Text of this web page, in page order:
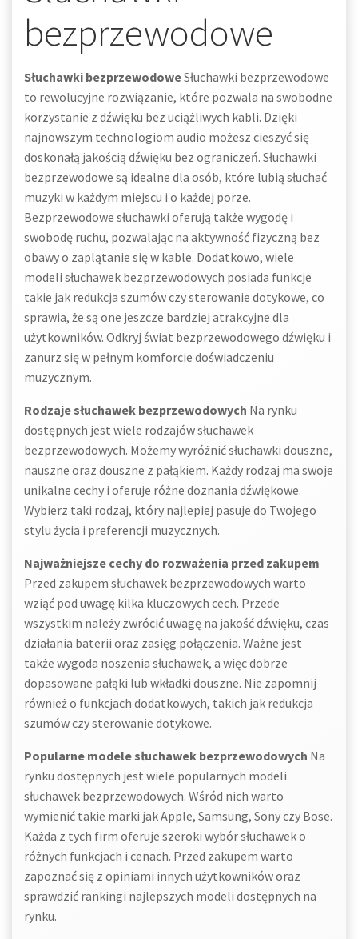
bezprzewodowe
Słuchawki bezprzewodoweSłuchawki bezprzewodowe
to rewolucyjne rozwiązanie, które pozwala na swobodne
korzystanie z dźwięku bez uciążliwych kabli. Dzięki
najnowszym technologiom audio możesz cieszyć się
doskonałą jakością dźwięku bez ograniczeń. Słuchawki
bezprzewodowe są idealne dla osób, które lubią słuchać
muzyki w każdym miejscu i o każdej porze.
Bezprzewodowe słuchawki oferują także wygodę i
swobodę ruchu, pozwalając na aktywność fizyczną bez
obawy o zaplątanie się w kable. Dodatkowo, wiele
modeli słuchawek bezprzewodowych posiada funkcje
takie jak redukcja szumów czy sterowanie dotykowe, co
sprawia, że są one jeszcze bardziej atrakcyjne dla
użytkowników. Odkryj świat bezprzewodowego dźwięku i
zanurz się w pełnym komforcie doświadczeniu
muzycznym.
Rodzaje słuchawek bezprzewodowych Na rynku
dostępnych jest wiele rodzajów słuchawek
bezprzewodowych. Możemy wyróżnić słuchawki douszne,
nauszne oraz douszne z pałąkiem. Każdy rodzaj ma swoje
unikalne cechy i oferuje różne doznania dźwiękowe.
Wybierz taki rodzaj, który najlepiej pasuje do Twojego
stylu życia i preferencji muzycznych.
Najważniejsze cechy do rozważenia przed zakupem
Przed zakupem słuchawek bezprzewodowych warto
wziąć pod uwagę kilka kluczowych cech. Przede
wszystkim należy zwrócić uwagę na jakość dźwięku, czas
działania baterii oraz zasięg połączenia. Ważne jest
także wygoda noszenia słuchawek, a więc dobrze
dopasowane pałąki lub wkładki douszne. Nie zapomnij
również o funkcjach dodatkowych, takich jak redukcja
szumów czy sterowanie dotykowe.
Popularne modele słuchawek bezprzewodowych Na
rynku dostępnych jest wiele popularnych modeli
słuchawek bezprzewodowych. Wśród nich warto
wymienić takie marki jak Apple, Samsung, Sony czy Bose.
Każda z tych firm oferuje szeroki wybór słuchawek o
różnych funkcjach i cenach. Przed zakupem warto
zapoznać się z opiniami innych użytkowników oraz
sprawdzić rankingi najlepszych modeli dostępnych na
rynku.